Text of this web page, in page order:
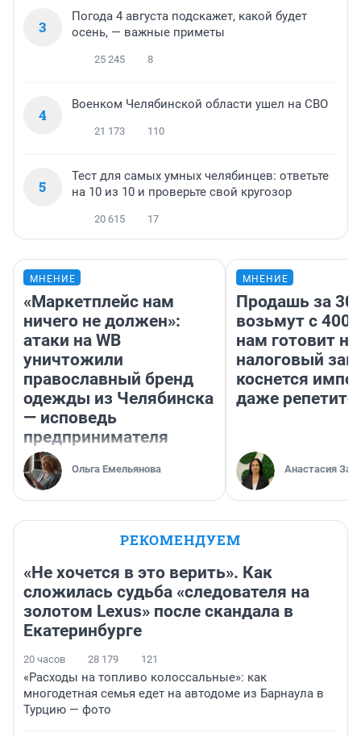
3
Погода 4 августа подскажет, какой будет
осень, — важные приметы
25 245 8
4
Военком Челябинской области ушел на СВО
21 173 110
5
Тест для самых умных челябинцев: ответьте
на 10 из 10 и проверьте свой кругозор
20 615 17
МНЕНИЕ
«Маркетплейс нам
ничего не должен»:
атаки на WB
уничтожили
православный бренд
одежды из Челябинска
— исповедь
предпринимателя
Ольга Емельянова
МНЕНИЕ
Продашь за
возьмут с
нам готовит
налоговый
коснется
даже
Анастасия
РЕКОМЕНДУЕМ
«Не хочется в это верить». Как
сложилась судьба «следователя на
золотом Lexus» после скандала в
Екатеринбурге
20 часов 28 179 121
«Расходы на топливо колоссальные»: как
многодетная семья едет на автодоме из Барнаула в
Турцию — фото